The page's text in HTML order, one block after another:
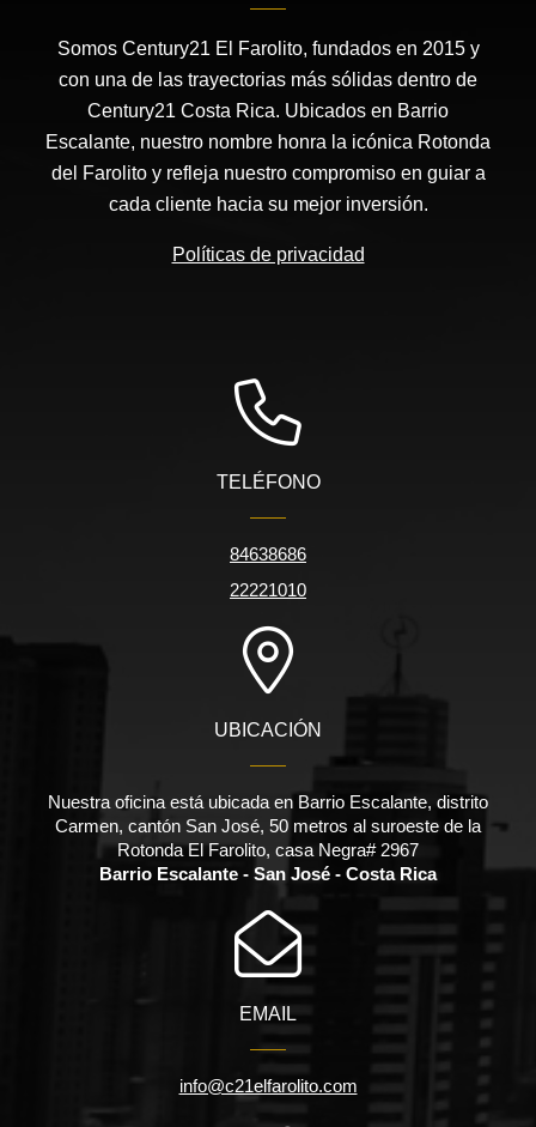
Somos Century21 El Farolito, fundados en 2015 y
con una de las trayectorias más sólidas dentro de
Century21 Costa Rica. Ubicados en Barrio
Escalante, nuestro nombre honra la icónica Rotonda
del Farolito y refleja nuestro compromiso en guiar a
cada cliente hacia su mejor inversión.
Políticas de privacidad
TELÉFONO
84638686
22221010
UBICACIÓN
Nuestra oficina está ubicada en Barrio Escalante, distrito
Carmen, cantón San José, 50 metros al suroeste de la
Rotonda El Farolito, casa Negra# 2967
Barrio Escalante - San José - Costa Rica
EMAIL
info@c21elfarolito.com